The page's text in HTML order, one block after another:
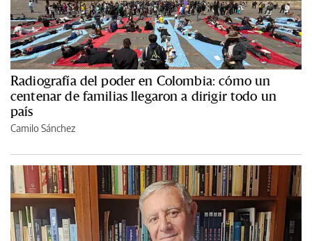
Radiografía del poder en Colombia: cómo un
centenar de familias llegaron a dirigir todo un
país
Camilo Sánchez